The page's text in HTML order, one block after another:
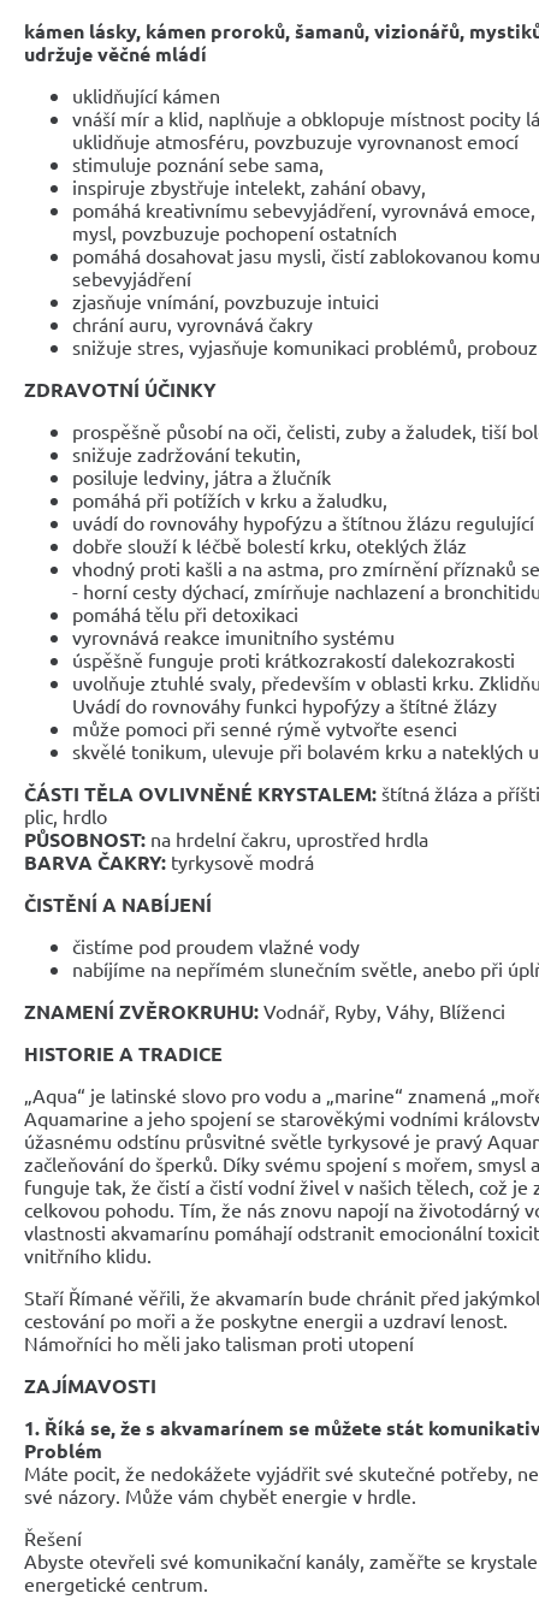
kámen lásky, kámen proroků, šamanů, vizionářů,
udržuje věčné mládí
uklidňující kámen
vnáší mír a klid, naplňuje a obklopuje místnost pocity
uklidňuje atmosféru, povzbuzuje vyrovnanost emocí
stimuluje poznání sebe sama,
inspiruje zbystřuje intelekt, zahání obavy,
pomáhá kreativnímu sebevyjádření, vyrovnává
mysl, povzbuzuje pochopení ostatních
pomáhá dosahovat jasu mysli, čistí zablokovanou
sebevyjádření
zjasňuje vnímání, povzbuzuje intuici
chrání auru, vyrovnává čakry
snižuje stres, vyjasňuje komunikaci problémů,
ZDRAVOTNÍ ÚČINKY
prospěšně působí na oči, čelisti, zuby a žaludek, tiší
snižuje zadržování tekutin,
posiluje ledviny, játra a žlučník
pomáhá při potížích v krku a žaludku,
uvádí do rovnováhy hypofýzu a štítnou žlázu
dobře slouží k léčbě bolestí krku, oteklých žláz
vhodný proti kašli a na astma, pro zmírnění příznaků
- horní cesty dýchací, zmírňuje nachlazení a
pomáhá tělu při detoxikaci
vyrovnává reakce imunitního systému
úspěšně funguje proti krátkozrakostí dalekozrakosti
uvolňuje ztuhlé svaly, především v oblasti krku.
Uvádí do rovnováhy funkci hypofýzy a štítné žlázy
může pomoci při senné rýmě vytvořte esenci
skvělé tonikum, ulevuje při bolavém krku a nateklých
ČÁSTI TĚLA OVLIVNĚNÉ KRYSTALEM: štítná žláza a
plic, hrdlo
PŮSOBNOST: na hrdelní čakru, uprostřed hrdla
BARVA ČAKRY: tyrkysově modrá
ČISTĚNÍ A NABÍJENÍ
čistíme pod proudem vlažné vody
nabíjíme na nepřímém slunečním světle, anebo při
ZNAMENÍ ZVĚROKRUHU: Vodnář, Ryby, Váhy, Blíženci
HISTORIE A TRADICE
„Aqua“ je latinské slovo pro vodu a „marine“ znamená
Aquamarine a jeho spojení se starověkými vodními
úžasnému odstínu průsvitné světle tyrkysové je pravý
začleňování do šperků. Díky svému spojení s mořem, smysl
funguje tak, že čistí a čistí vodní živel v našich tělech, což je
celkovou pohodu. Tím, že nás znovu napojí na životodárný
vlastnosti akvamarínu pomáhají odstranit emocionální
vnitřního klidu.
Staří Římané věřili, že akvamarín bude chránit před
cestování po moři a že poskytne energii a uzdraví lenost.
Námořníci ho měli jako talisman proti utopení
ZAJÍMAVOSTI
1. Říká se, že s akvamarínem se můžete stát
Problém
Máte pocit, že nedokážete vyjádřit své skutečné potřeby,
své názory. Může vám chybět energie v hrdle.
Řešení
Abyste otevřeli své komunikační kanály, zaměřte se
energetické centrum.